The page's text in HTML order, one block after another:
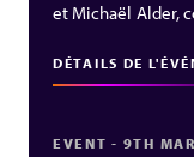
et Michaël Alder,
DÉTAILS DE
EVENT - 9TH